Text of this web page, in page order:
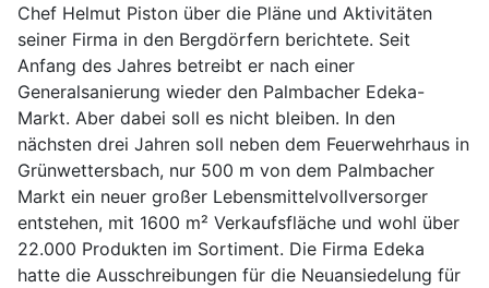
Chef Helmut Piston über die Pläne und Aktivitäten
seiner Firma in den Bergdörfern berichtete. Seit
Anfang des Jahres betreibt er nach einer
Generalsanierung wieder den Palmbacher Edeka-
Markt. Aber dabei soll es nicht bleiben. In den
nächsten drei Jahren soll neben dem Feuerwehrhaus in
Grünwettersbach, nur 500 m von dem Palmbacher
Markt ein neuer großer Lebensmittelvollversorger
entstehen, mit 1600 m² Verkaufsfläche und wohl über
22.000 Produkten im Sortiment. Die Firma Edeka
hatte die Ausschreibungen für die Neuansiedelung für